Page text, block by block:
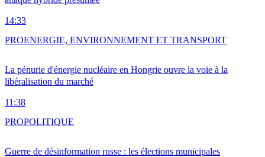
14:33
La pénurie d'énergie nucléaire en Hongrie ouvre la voie à la
libéralisation du marché
11:38
PROENERGIE, ENVIRONNEMENT ET TRANSPORT
Guerre de désinformation russe : les élections municipales
PROPOLITIQUE